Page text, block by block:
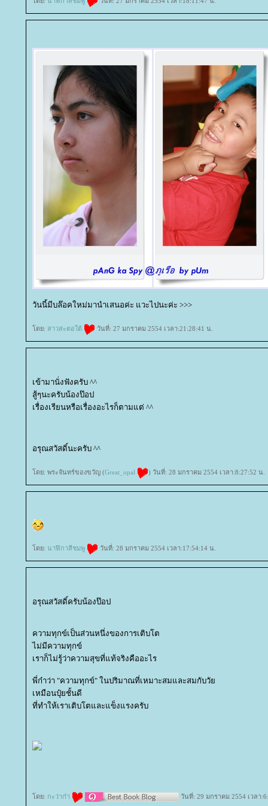
วันนี้มีบล๊อคใหม่มานำเสนอค่ะ แวะไปนะค่ะ >>>
ดย: สาวสะตอใต้ วันที่: 27 มกราคม 2554 เวลา:21:28:41 น.
เข้ามานั่งฟังครับ ^^
สู้ๆนะครับน้องป๊อป
เรื่องเรียนหรือเรื่องอะไรก็ตามแต่ ^^
อรุณสวัสดิ์นะครับ ^^
ดย: พระจันทร์ของขวัญ (Great_opal ) วันที่: 28 มกราคม 2554 เวลา:8:27:52 น.
ดย: นาฬิกาสีชมพู วันที่: 28 มกราคม 2554 เวลา:17:54:14 น.
อรุณสวัสดิ์ครับน้องป๊อป
ความทุกข์เป็นส่วนหนึ่งของการเติบโต
ไม่มีความทุกข์
เราก็ไม่รู้ว่าความสุขที่แท้จริงคืออะไร
พี่ก๋าว่า "ความทุกข์" ในปริมาณที่เหมาะสมและสมกับวั
เหมือนปุ๋ยชั้นดี
ที่ทำให้เราเติบโตและแข็งแรงครับ
ดย: กะว่าก๋า วันที่: 29 มกราคม 2554 เวลา